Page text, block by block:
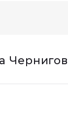
Чернигов